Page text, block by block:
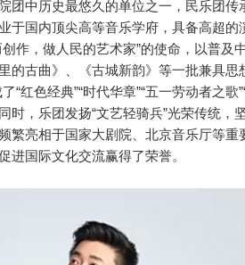
团中历史最悠久的单位之一，民乐团
于国内顶尖高等音乐学府，具备高超
创作，做人民的艺术家”的使命，以普
的古曲》、《古城新韵》等一批兼具
“红色经典”“时代华章”“五一劳动者之歌
时，乐团发扬“文艺轻骑兵”光荣传统，
繁亮相于国家大剧院、北京音乐厅等
进国际文化交流赢得了荣誉。